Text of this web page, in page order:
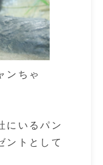
ンちゃ
にいるパン
ントとして